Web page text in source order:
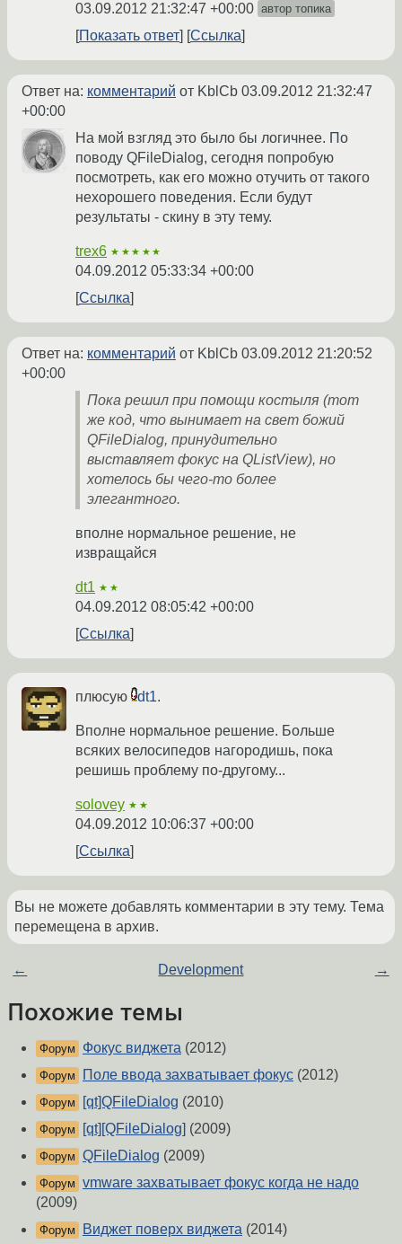
03.09.2012 21:32:47 +00:00 автор топика
Показать ответ Ссылка
Ответ на: комментарий от KblCb 03.09.2012 21:32:47
+00:00
На мой взгляд это было бы логичнее. По
поводу QFileDialog, сегодня попробую
посмотреть, как его можно отучить от такого
нехорошего поведения. Если будут
результаты - скину в эту тему.
trex6 ★★★★★
04.09.2012 05:33:34 +00:00
Ссылка
Ответ на: комментарий от KblCb 03.09.2012 21:20:52
+00:00
Пока решил при помощи костыля (тот
же код, что вынимает на свет божий
QFileDialog, принудительно
выставляет фокус на QListView), но
хотелось бы чего-то более
элегантного.
вполне нормальное решение, не
извращайся
dt1 ★★
04.09.2012 08:05:42 +00:00
Ссылка
плюсую dt1.
Вполне нормальное решение. Больше
всяких велосипедов нагородишь, пока
решишь проблему по-другому...
solovey ★★
04.09.2012 10:06:37 +00:00
Ссылка
Вы не можете добавлять комментарии в эту тему. Тема
перемещена в архив.
← Development →
Похожие темы
Форум Фокус виджета (2012)
Форум Поле ввода захватывает фокус (2012)
Форум [qt]QFileDialog (2010)
Форум [qt][QFileDialog] (2009)
Форум QFileDialog (2009)
Форум vmware захватывает фокус когда не надо
(2009)
Форум Виджет поверх виджета (2014)